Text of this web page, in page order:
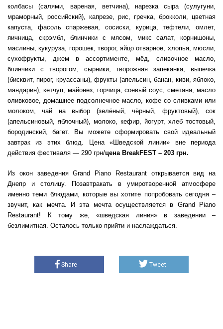
колбасы (салями, вареная, ветчина), нарезка сыра (сулугуни,
мраморный, российский), капрезе, рис, гречка, брокколи, цветная
капуста, фасоль спаржевая, сосиски, курица, тефтели, омлет,
яичница, скрэмбл, блинчики с мясом, микс салат, корнишоны,
маслины, кукуруза, горошек, творог, яйцо отварное, хлопья, мюсли,
сухофрукты, джем в ассортименте, мёд, сливочное масло,
блинчики с творогом, сырники, творожная запеканка, выпечка
(бисквит, пирог, круассаны), фрукты (апельсин, банан, киви, яблоко,
мандарин), кетчуп, майонез, горчица, соевый соус, сметана, масло
оливковое, домашнее подсолнечное масло, кофе со сливками или
молоком, чай на выбор (зелёный, чёрный, фруктовый), сок
(апельсиновый, яблочный), молоко, кефир, йогурт, хлеб тостовый,
бородинский, багет. Вы можете сформировать свой идеальный
завтрак из этих блюд. Цена «Шведской линии» вне периода
действия фестиваля — 290 грн/цена BreakFEST – 203 грн.
Из окон заведения Grand Piano Restaurant открывается вид на
Днепр и столицу. Позавтракать в умиротворенной атмосфере
именно теми блюдами, которые вы хотите попробовать сегодня –
звучит, как мечта. И эта мечта осуществляется в Grand Piano
Restaurant! К тому же, «шведская линия» в заведении –
безлимитная. Осталось только прийти и наслаждаться.
Share Tweet